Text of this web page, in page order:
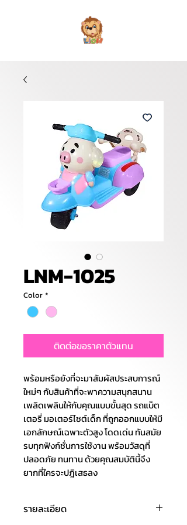
LNM-1025
Color *
ติดต่อขอราคาตัวแทน
พร้อมหรือยังที่จะมาสัมผัสประสบการณ์
ใหม่ๆ กับสินค้าที่จะพาความสนุกสนาน
เพลิดเพลินให้กับคุณแบบขั้นสุด รถแบ็ต
เตอรี่ มอเตอร์ไซต์เด็ก ที่ถูกออกแบบให้มี
เอกลักษณ์เฉพาะตัวสูง โดดเด่น ทันสมัย
รบทุกฟังก์ชั่นการใช้งาน พร้อมวัสดุที่
ปลอดภัย ทนทาน ด้วยคุณสมบัตินี้จึง
ยากที่ใครจะปฎิเสธลง
รายละเอียด